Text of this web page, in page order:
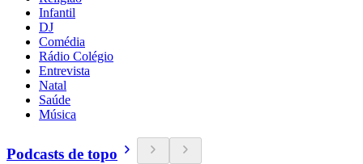
Infantil
DJ
Comédia
Rádio Colégio
Entrevista
Natal
Saúde
Música
Podcasts de topo